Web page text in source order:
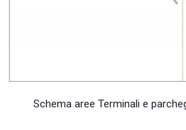
Schema aree Terminali e